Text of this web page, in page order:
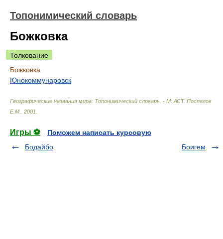
Топонимический словарь
Божковка
Толкование
Божковка
Юнокоммунаровск
Географические названия мира: Топонимический словарь. - М: АСТ. Поспелов
Е.М.
2001
Игры ⚽
Поможем написать курсовую
Бодайбо
Боигем